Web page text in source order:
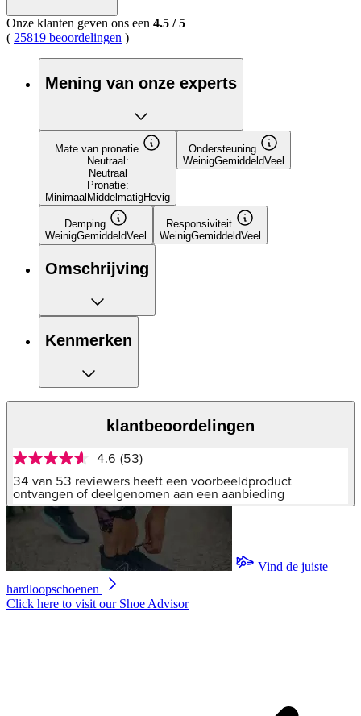
Onze klanten geven ons een 4.5 /5
( 25819 beoordelingen )
Mening van onze experts
Mate van pronatie
Neutraal:
Neutraal
Pronatie:
MinimaalMiddelmatigHevig
Ondersteuning
WeinigGemiddeldVeel
Demping
WeinigGemiddeldVeel
Responsiviteit
WeinigGemiddeldVeel
Omschrijving
Kenmerken
klantbeoordelingen
4.6
van
5
sterren,
gemiddelde
scorewaarde.
Reviews.
paginalink.
4.6 (53)
34 van 53 reviewers heeft een voorbeeldproduct
ontvangen of deelgenomen aan een aanbieding
Vind de juiste
hardloopschoenen
Click here to visit our Shoe Advisor